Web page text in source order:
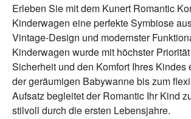
Erleben Sie mit dem Kunert Romantic
Kinderwagen eine perfekte Symbiose
Vintage-Design und modernster
Kinderwagen wurde mit höchster
Sicherheit und den Komfort Ihres Kindes
der geräumigen Babywanne bis zum
Aufsatz begleitet der Romantic Ihr Kind
stilvoll durch die ersten Lebensjahre.